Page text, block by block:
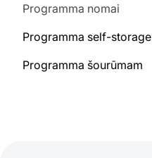
Programma nomai
Programma self-storage
Programma šourūmam